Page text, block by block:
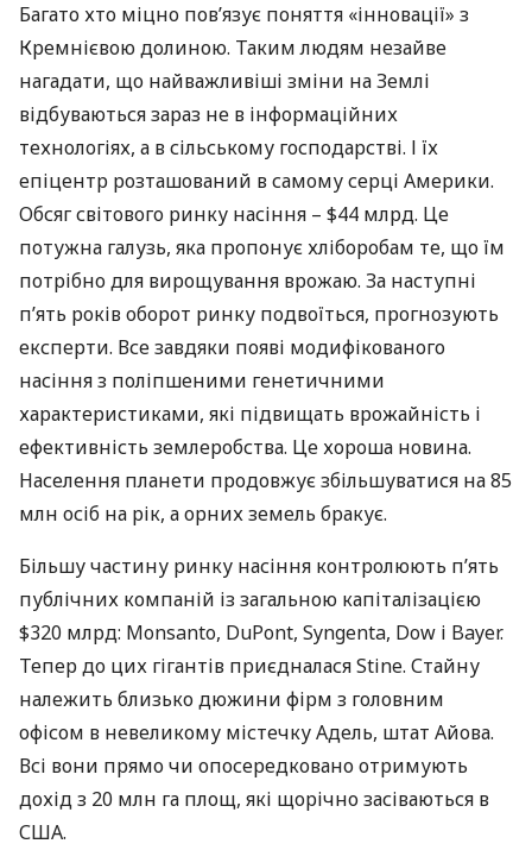
Багато хто міцно пов’язує поняття «інновації» з
Кремнієвою долиною. Таким людям незайве
нагадати, що найважливіші зміни на Землі
відбуваються зараз не в інформаційних
технологіях, а в сільському господарстві. І їх
епіцентр розташований в самому серці Америки.
Обсяг світового ринку насіння – $44 млрд. Це
потужна галузь, яка пропонує хліборобам те, що їм
потрібно для вирощування врожаю. За наступні
п’ять років оборот ринку подвоїться, прогнозують
експерти. Все завдяки появі модифікованого
насіння з поліпшеними генетичними
характеристиками, які підвищать врожайність і
ефективність землеробства. Це хороша новина.
Населення планети продовжує збільшуватися на 85
млн осіб на рік, а орних земель бракує.
Більшу частину ринку насіння контролюють п’ять
публічних компаній із загальною капіталізацією
$320 млрд: Monsanto, DuPont, Syngenta, Dow і Bayer.
Тепер до цих гігантів приєдналася Stine. Стайну
належить близько дюжини фірм з головним
офісом в невеликому містечку Адель, штат Айова.
Всі вони прямо чи опосередковано отримують
дохід з 20 млн га площ, які щорічно засіваються в
США.